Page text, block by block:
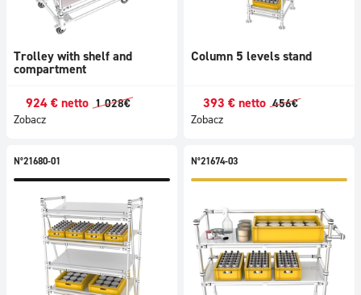
Trolley with shelf and
compartment
924 € netto 1 028€
Zobacz
Column 5 levels stand
393 € netto 456€
Zobacz
N°21680-01 N°21674-03